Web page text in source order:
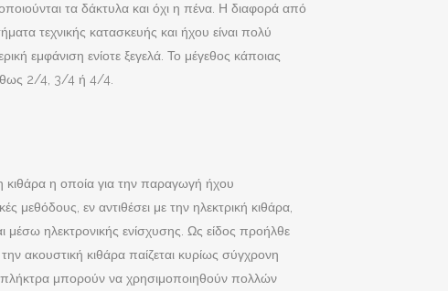
τα δάκτυλα και όχι η πένα. Η διαφορά από
τεχνικής κατασκευής και ήχου είναι πολύ
εμφάνιση ενίοτε ξεγελά. Το μέγεθος κάποιας
2/4, 3/4 ή 4/4.
η κιθάρα η οποία για την παραγωγή ήχου
μεθόδους, εν αντιθέσει με την ηλεκτρική κιθάρα,
μέσω ηλεκτρονικής ενίσχυσης. Ως είδος προήλθε
ακουστική κιθάρα παίζεται κυρίως σύγχρονη
μπορούν να χρησιμοποιηθούν πολλών